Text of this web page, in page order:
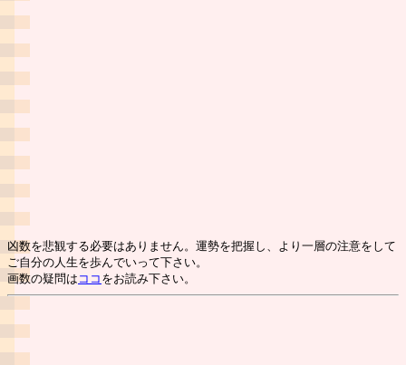
凶数を悲観する必要はありません。運勢を把握し、より一層の注意をして
ご自分の人生を歩んでいって下さい。
画数の疑問は ココ をお読み下さい。